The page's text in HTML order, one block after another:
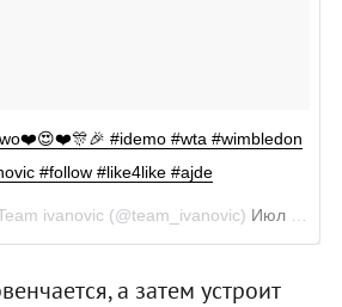
#idemo #wta #wimbledon
#follow #like4like #ajde
ivanovic (@team_ivanovic) Июл 12 2016 в 5:44 PDT
а затем устроит